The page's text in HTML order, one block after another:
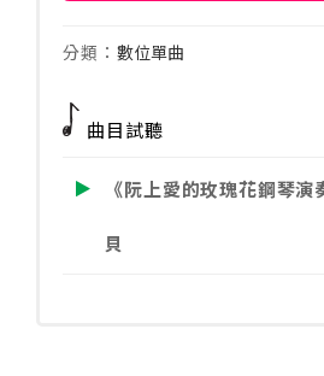
玫
花
鋼
演
分類： 數位單曲
曲目試聽
《阮上愛的玫瑰花鋼琴
貝